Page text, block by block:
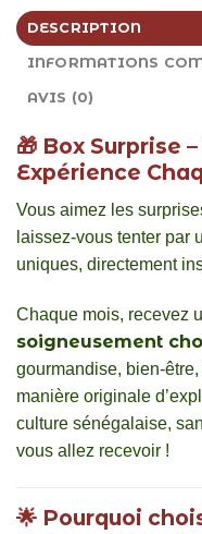
DESCRIPTION
INFORMATIONS
AVIS (0)
🎁 Box Surprise
Expérience
Vous aimez les
laissez-vous tenter par
uniques, directement
Chaque mois, recevez
soigneusement
gourmandise, bien-
manière originale
culture sénégalaise,
vous allez recevoir !
🌟 Pourquoi